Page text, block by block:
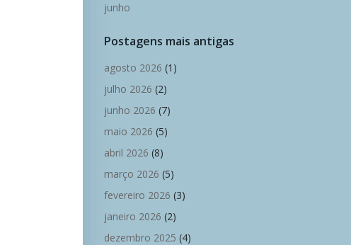
junho
Postagens mais antigas
agosto 2026 (1)
julho 2026 (2)
junho 2026 (7)
maio 2026 (5)
abril 2026 (8)
março 2026 (5)
fevereiro 2026 (3)
janeiro 2026 (2)
dezembro 2025 (4)